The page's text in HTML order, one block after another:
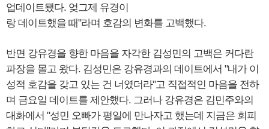
업데이트됐다. 엊그제 유경이
랑 데이트했을 때"라며 호감의 변화를 고백했다.
반면 강유경을 향한 마음을 자각한 김성민의 고백은 커다란
파장을 몰고 왔다. 김성민은 강유경과의 데이트에서 "내가 이
성적 호감을 갖고 있는 건 너였더라"고 직접적인 마음을 전하
며 금요일 데이트를 제안했다. 그러나 강유경은 김민주와의
대화에서 "성민 오빠가 평일에 만나자고 했는데 지금은 회피